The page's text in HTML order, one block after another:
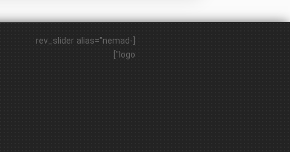
[rev_slider alias="nemad-
logo"]